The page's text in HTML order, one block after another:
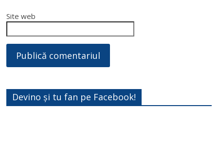
Site web
Devino și tu fan pe Facebook!